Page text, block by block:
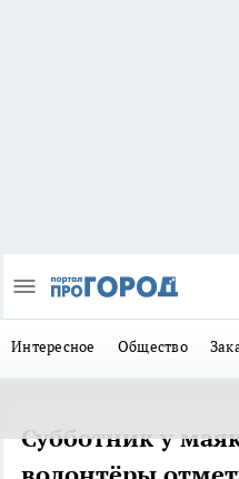
Интересное Общество
Субботник у